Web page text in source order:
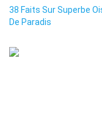
38 Faits Sur Superbe
De Paradis